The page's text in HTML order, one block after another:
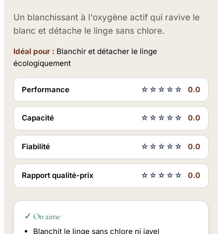
Un blanchissant à l'oxygène actif qui ravive le
blanc et détache le linge sans chlore.
Idéal pour : Blanchir et détacher le linge
écologiquement
Performance ☆☆☆☆☆ 0.0
Capacité ☆☆☆☆☆ 0.0
Fiabilité ☆☆☆☆☆ 0.0
Rapport qualité-prix ☆☆☆☆☆ 0.0
✓ On aime
Blanchit le linge sans chlore ni javel